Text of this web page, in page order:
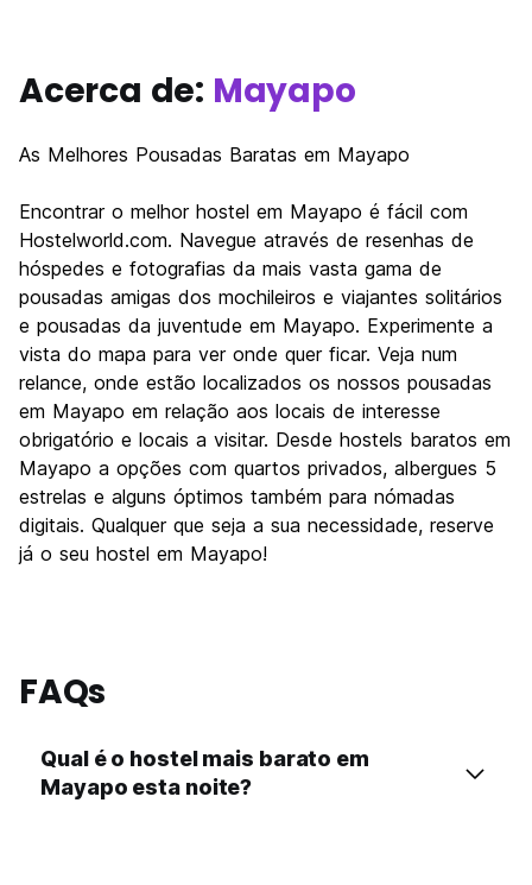
Acerca de: Mayapo
As Melhores Pousadas Baratas em Mayapo
Encontrar o melhor hostel em Mayapo é fácil com
Hostelworld.com. Navegue através de resenhas de
hóspedes e fotografias da mais vasta gama de
pousadas amigas dos mochileiros e viajantes solitários
e pousadas da juventude em Mayapo. Experimente a
vista do mapa para ver onde quer ficar. Veja num
relance, onde estão localizados os nossos pousadas
em Mayapo em relação aos locais de interesse
obrigatório e locais a visitar. Desde hostels baratos em
Mayapo a opções com quartos privados, albergues 5
estrelas e alguns óptimos também para nómadas
digitais. Qualquer que seja a sua necessidade, reserve
já o seu hostel em Mayapo!
FAQs
Qual é o hostel mais barato em
Mayapo esta noite?